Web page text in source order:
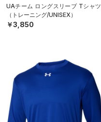
UAチーム ロングスリーブ Tシャツ
（トレーニング/UNISEX）
￥3,850